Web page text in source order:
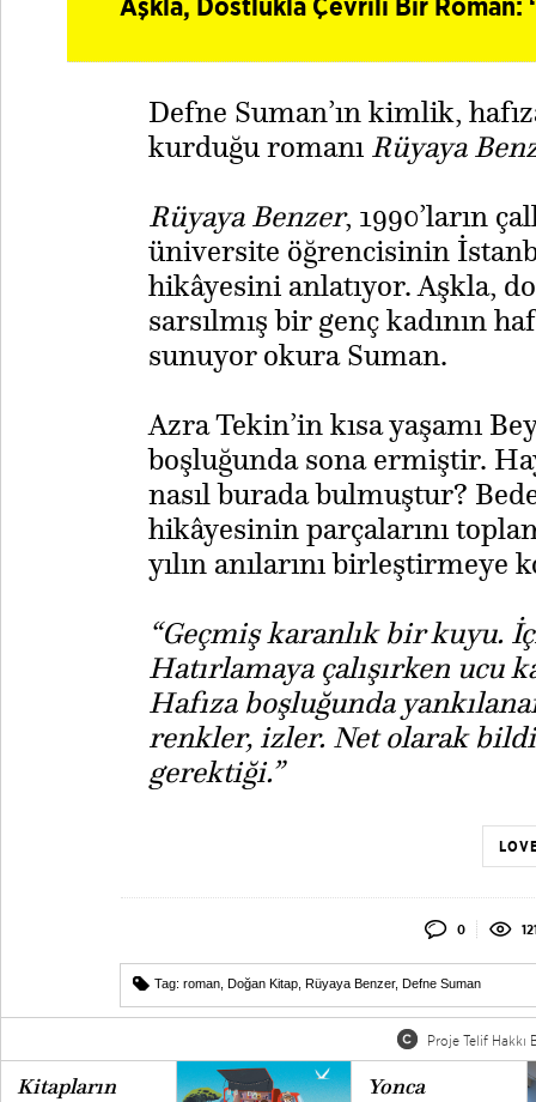
Defne Suman’ın kimlik,
kurduğu romanı Rüyaya
Rüyaya Benzer, 1990’ların
üniversite öğrencisinin
hikâyesini anlatıyor. Aşkla,
sarsılmış bir genç kadının
sunuyor okura Suman.
Azra Tekin’in kısa yaşamı
boşluğunda sona ermiştir.
nasıl burada bulmuştur?
hikâyesinin parçalarını
yılın anılarını birleştirmeye
“Geçmiş karanlık bir kuyu.
Hatırlamaya çalışırken ucu
Hafıza boşluğunda
renkler, izler. Net olarak
gerektiği.”
0
Tag: roman Doğan Kitap Rüyaya Benzer, Defne Suman
Proje Telif Hakkı
Kitapların
Yonca